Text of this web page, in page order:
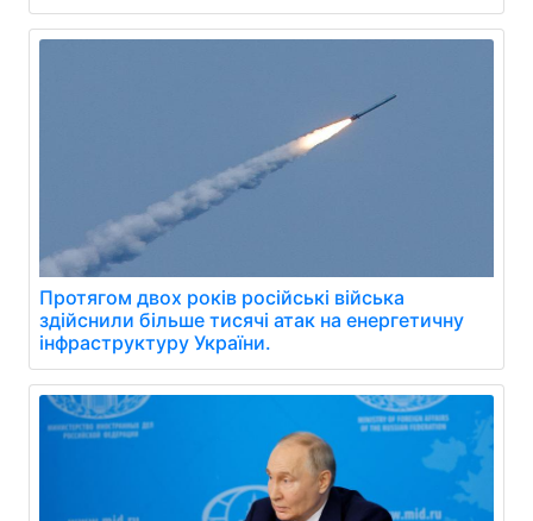
Протягом двох років російські війська
здійснили більше тисячі атак на енергетичну
інфраструктуру України.